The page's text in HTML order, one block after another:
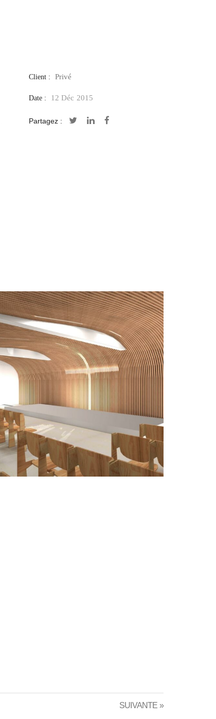
Client : Privé
Date : 12 Déc 2015
Partagez :
SUIVANTE »